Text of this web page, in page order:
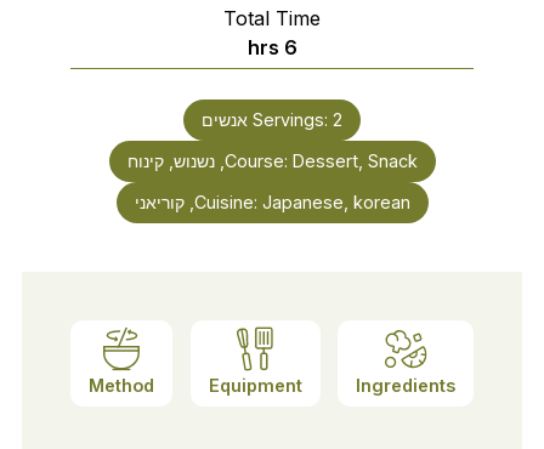
Total Time
6
hrs
Servings: 2
אנשים
Course: Dessert, Snack, נשנוש, קינוח
Cuisine: Japanese, korean, קוריאני
Ingredients
Equipment
Method